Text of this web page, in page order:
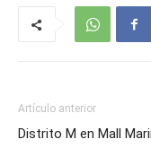
Artículo anterior
Distrito M en Mall